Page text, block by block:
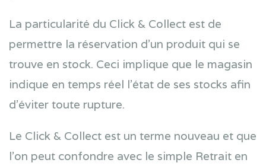
La particularité du Click & Collect est de
permettre la réservation d’un produit qui se
trouve en stock. Ceci implique que le magasin
indique en temps réel l’état de ses stocks afin
d’éviter toute rupture.
Le Click & Collect est un terme nouveau et que
l’on peut confondre avec le simple Retrait en